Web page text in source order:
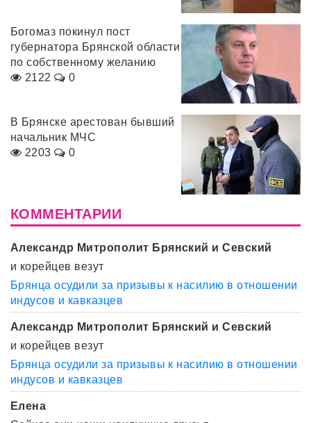
Богомаз покинул пост
губернатора Брянской области
по собственному желанию
2122
0
В Брянске арестован бывший
начальник МЧС
2203
0
КОММЕНТАРИИ
Александр Митрополит Брянский и Севский
и корейцев везут
Брянца осудили за призывы к насилию в отношении
индусов и кавказцев
Александр Митрополит Брянский и Севский
и корейцев везут
Брянца осудили за призывы к насилию в отношении
индусов и кавказцев
Елена